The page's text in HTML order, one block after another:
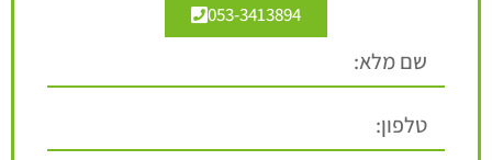
053-3413894